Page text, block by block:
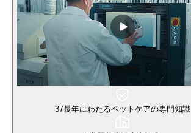
37長年にわたるペットケアの専門知識